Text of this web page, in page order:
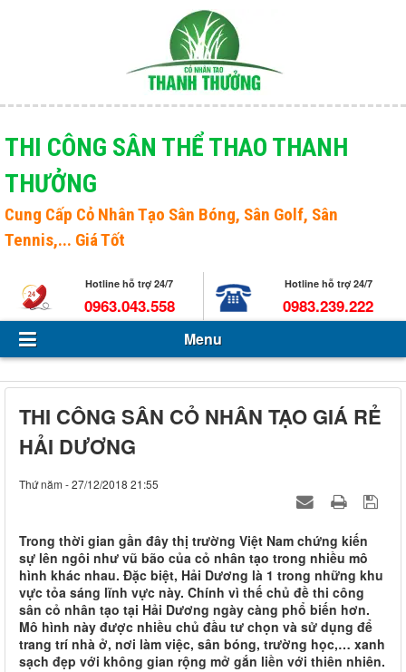
Menu
Giới thiệu
Sản phẩm
Tin Tức - Sự kiện
Tuyển dụng
Liên hệ
THI CÔNG SÂN THỂ THAO THANH
THƯỞNG
Cung Cấp Cỏ Nhân Tạo Sân Bóng, Sân Golf, Sân
Tennis,... Giá Tốt
Hotline hỗ trợ 24/7
0963.043.558
Hotline hỗ trợ 24/7
0983.239.222
Menu
THI CÔNG SÂN CỎ NHÂN TẠO GIÁ RẺ
HẢI DƯƠNG
Thứ năm - 27/12/2018 21:55
Trong thời gian gần đây thị trường Việt Nam chứng kiến
sự lên ngôi như vũ bão của cỏ nhân tạo trong nhiều mô
hình khác nhau. Đặc biệt, Hải Dương là 1 trong những khu
vực tỏa sáng lĩnh vực này. Chính vì thế chủ đề thi công
sân cỏ nhân tạo tại Hải Dương ngày càng phổ biến hơn.
Mô hình này được nhiều chủ đầu tư chọn và sử dụng để
trang trí nhà ở, nơi làm việc, sân bóng, trường học,… xanh
sạch đẹp với không gian rộng mở gắn liền với thiên nhiên.